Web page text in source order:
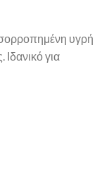
υγρή
για